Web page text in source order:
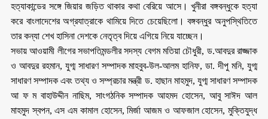
হত্যাকান্ডের সঙ্গে জিয়ার জড়িত থাকার কথা বেরিয়ে আসে। খুনীরা বঙ্গবন্ধুকে হত্যা
করে বাংলাদেশের অগ্রযাত্রাকে থামিয়ে দিতে চেয়েছিলো। বঙ্গবন্ধুর অনুপস্থিতিতে
তার কন্যা শেখ হাসিনা দেশকে নেতৃত্ব দিয়ে এগিয়ে নিয়ে যাচ্ছেন।
সভায় আওয়ামী লীগের সভাপতিমন্ডলীর সদস্য বেগম মতিয়া চৌধুরী, ড.আবদুর রাজ্জাক
ও আবদুর রহমান, যুগ্ম সাধারণ সম্পাদক মাহবুব-উল-আলম হানিফ, ডা. দীপু মনি, যুগ্ম
সাধারণ সম্পাদক এবং তথ্য ও সম্প্রচার মন্ত্রী ড. হাছান মাহমুদ, যুগ্ম সাধারণ সম্পাদক
আ ফ ম বাহাউদ্দীন নাছিম, সাংগঠনিক সম্পাদক আহমদ হোসেন, আবু সাঈদ আল
মাহমুদ স্বপন, এস এম কামাল হোসেন, মির্জা আজম ও আফজাল হোসেন, মুক্তিযুদ্ধ